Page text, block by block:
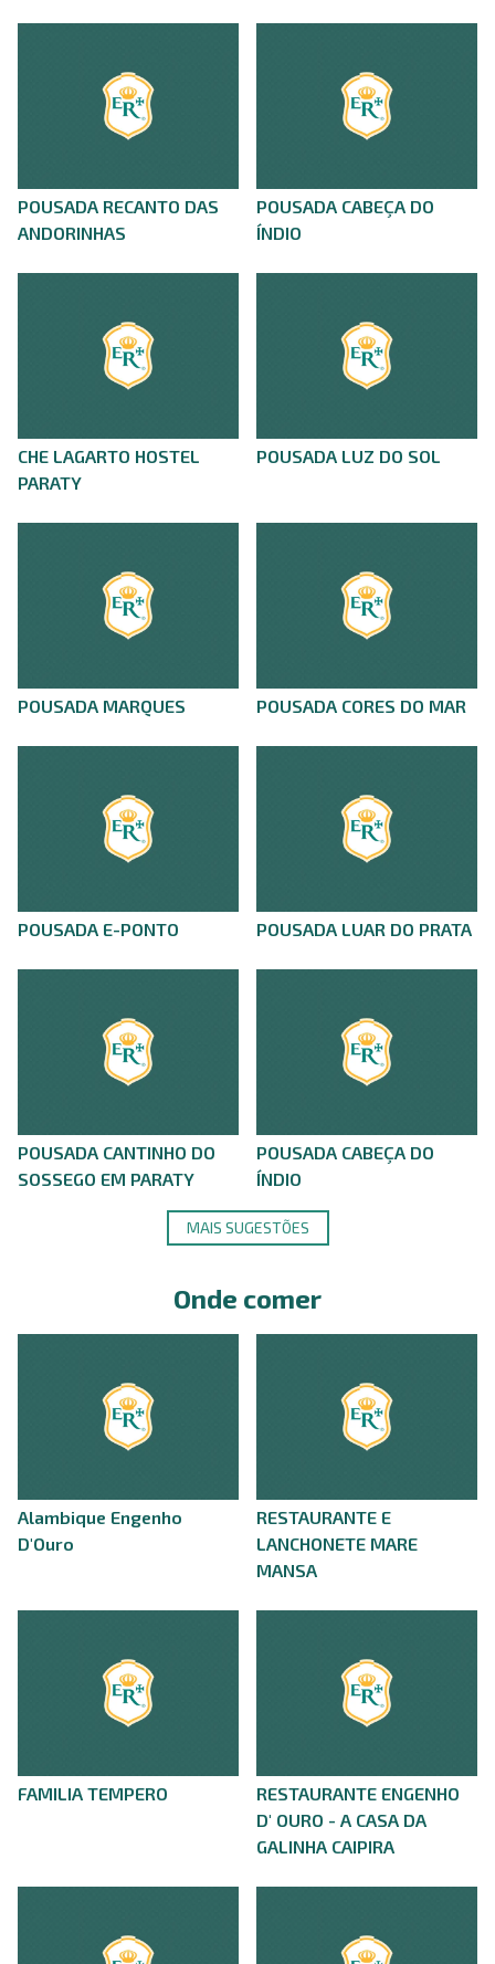
POUSADA RECANTO DAS
ANDORINHAS
POUSADA CABEÇA DO
ÍNDIO
CHE LAGARTO HOSTEL
PARATY
POUSADA LUZ DO SOL
POUSADA MARQUES POUSADA CORES DO MAR
POUSADA E-PONTO POUSADA LUAR DO PRATA
POUSADA CANTINHO DO
SOSSEGO EM PARATY
POUSADA CABEÇA DO
ÍNDIO
MAIS SUGESTÕES
Onde comer
Alambique Engenho
D'Ouro
RESTAURANTE E
LANCHONETE MARE
MANSA
FAMILIA TEMPERO
RESTAURANTE ENGENHO
D' OURO - A CASA DA
GALINHA CAIPIRA